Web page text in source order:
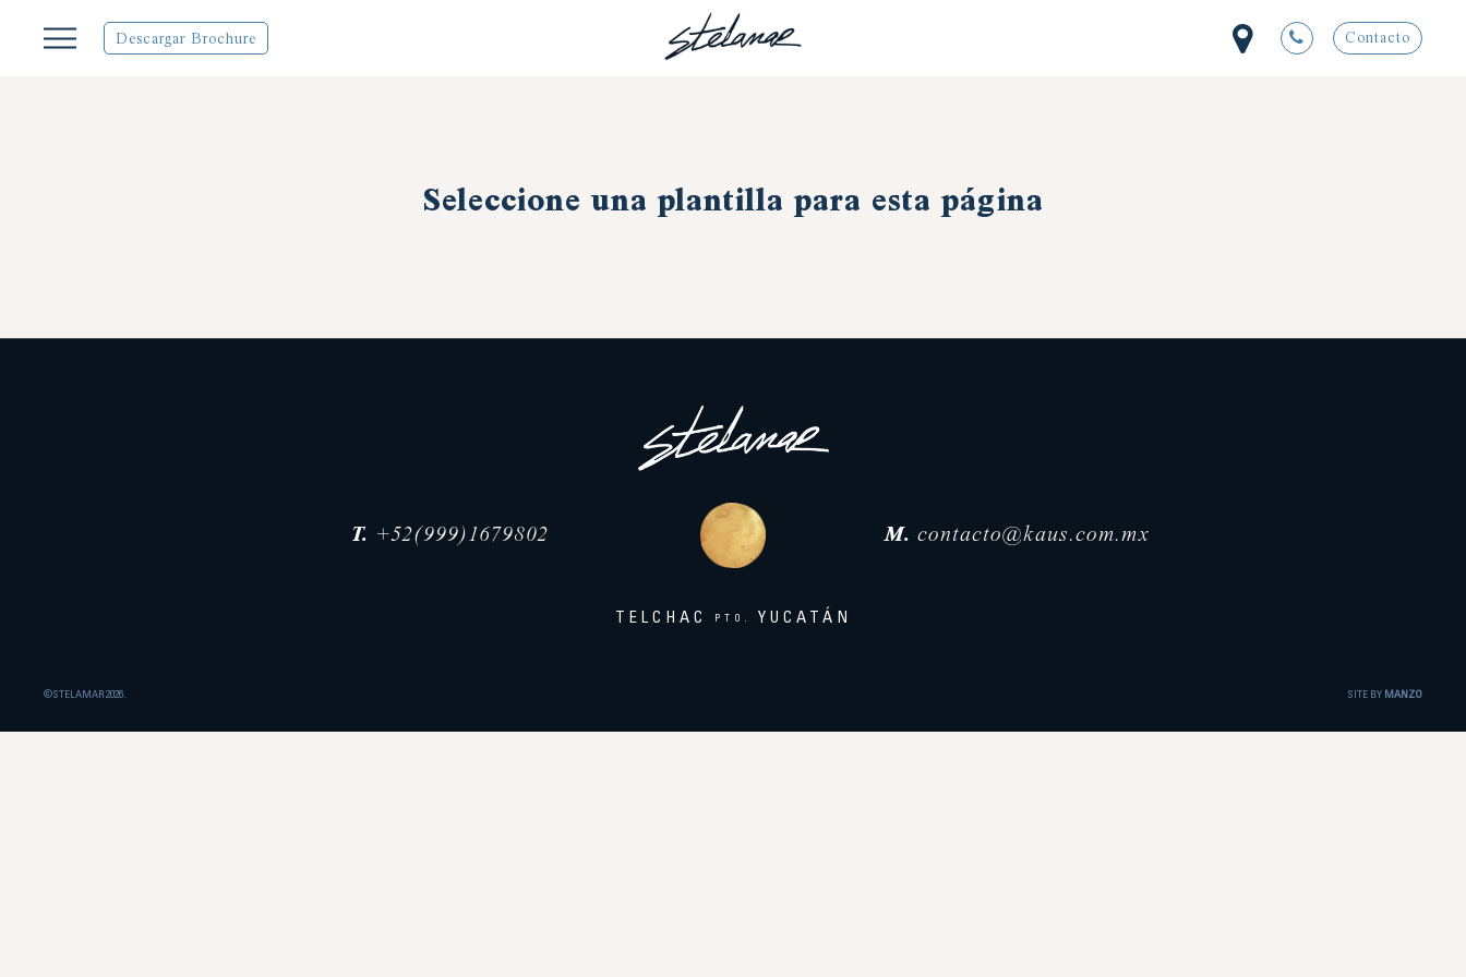
Descargar Brochure Contacto
Seleccione una plantilla para esta página
T. +52(999)1679802 M. contacto@kaus.com.mx
TELCHAC PTO. YUCATÁN
©STELAMAR 2026. SITE BY MANZO